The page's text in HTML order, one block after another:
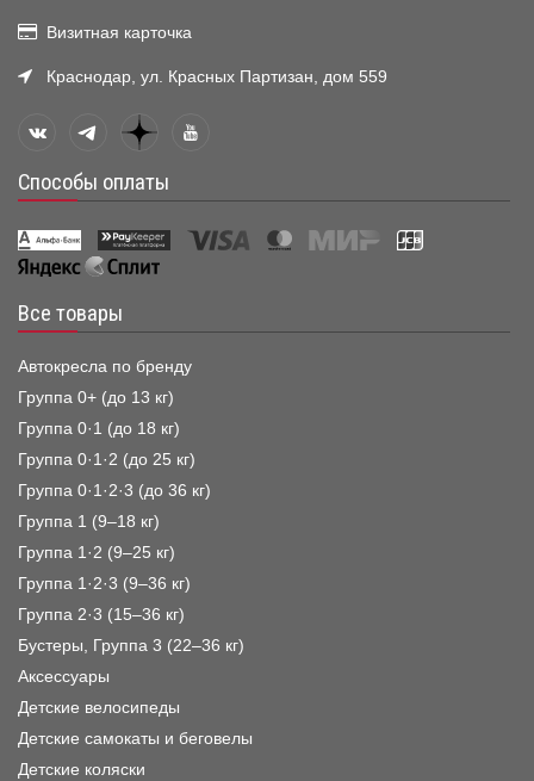
Визитная карточка
Краснодар, ул. Красных Партизан, дом 559
Способы оплаты
Все товары
Автокресла по бренду
Группа 0+ (до 13 кг)
Группа 0·1 (до 18 кг)
Группа 0·1·2 (до 25 кг)
Группа 0·1·2·3 (до 36 кг)
Группа 1 (9–18 кг)
Группа 1·2 (9–25 кг)
Группа 1·2·3 (9–36 кг)
Группа 2·3 (15–36 кг)
Бустеры, Группа 3 (22–36 кг)
Аксессуары
Детские велосипеды
Детские самокаты и беговелы
Детские коляски